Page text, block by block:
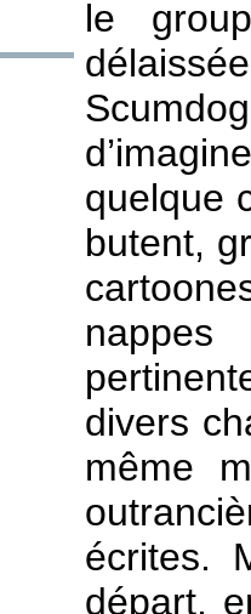
le
quelque
butent,
divers
même
écrites.
départ,